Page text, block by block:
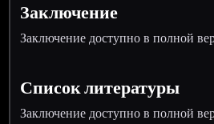
Заключение
Заключение доступно в полной
Список литературы
Заключение доступно в полной